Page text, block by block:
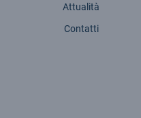
Attualità
Contatti